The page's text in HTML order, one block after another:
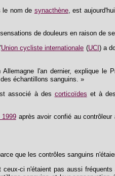
le nom de synacthène, est
de douleurs en raison de
Union cycliste internationale (UCI ) a
l'an dernier, explique le
échantillons sanguins. »
associé à des corticoïdes et à des
1999après avoir confié au contrôleur
que les contrôles sanguins
ci n'étaient pas aussi